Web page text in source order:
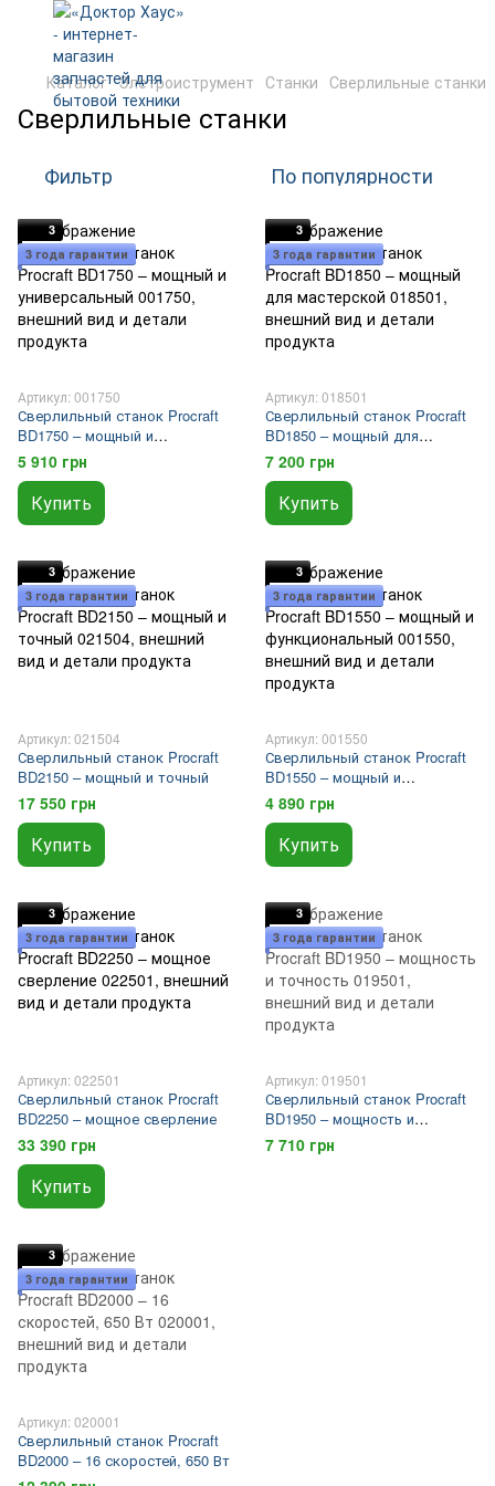
Каталог Элетроиструмент Станки Сверлильные станки
Сверлильные станки
Фильтр По популярности
3
3 года гарантии
Артикул: 001750
Сверлильный станок Procraft
BD1750 – мощный и
универсальный
5 910 грн
Купить
3
3 года гарантии
Артикул: 018501
Сверлильный станок Procraft
BD1850 – мощный для
мастерской
7 200 грн
Купить
3
3 года гарантии
Артикул: 021504
Сверлильный станок Procraft
BD2150 – мощный и точный
17 550 грн
Купить
3
3 года гарантии
Артикул: 001550
Сверлильный станок Procraft
BD1550 – мощный и
функциональный
4 890 грн
Купить
3
3 года гарантии
Артикул: 022501
Сверлильный станок Procraft
BD2250 – мощное сверление
33 390 грн
Купить
3
3 года гарантии
Артикул: 019501
Сверлильный станок Procraft
BD1950 – мощность и
точность
7 710 грн
3
3 года гарантии
Артикул: 020001
Сверлильный станок Procraft
BD2000 – 16 скоростей, 650 Вт